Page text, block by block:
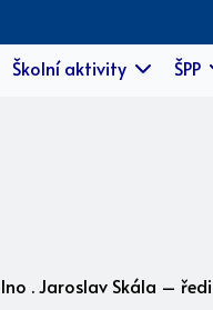
Školní aktivity ŠPP
. Jaroslav Skála –